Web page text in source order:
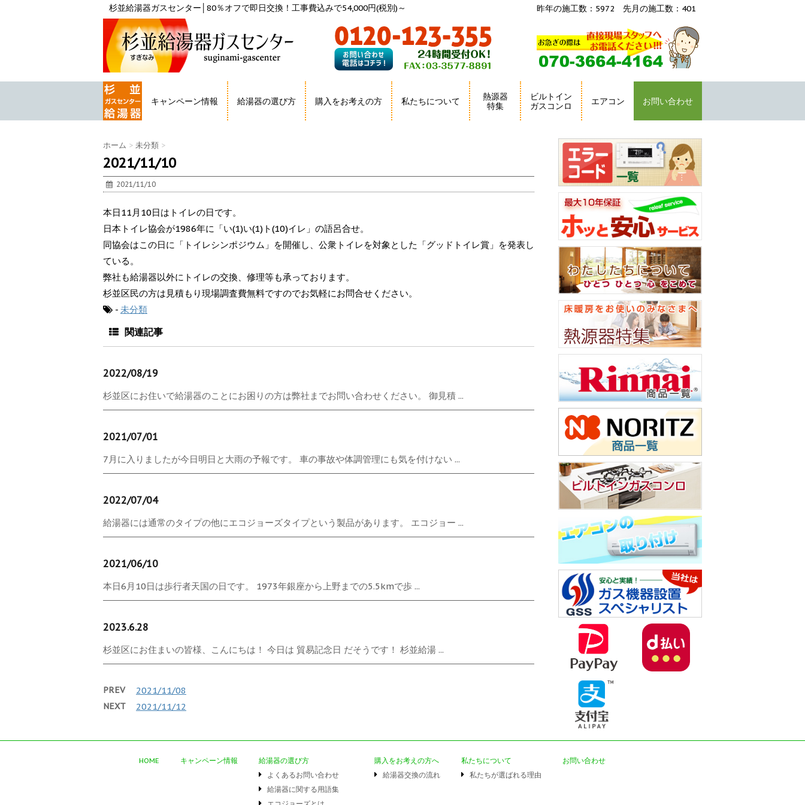
杉並給湯器ガスセンター│80％オフで即日交換！工事費込みで54,000円(税別)～ 昨年の施工数：5972 先月の施工数：401
キャンペーン情報 給湯器の選び方 購入をお考えの方 私たちについて
熱源器
特集
ビルトイン
ガスコンロ
エアコン お問い合わせ
ホーム > 未分類 >
2021/11/10
2021/11/10
本日11月10日はトイレの日です。
日本トイレ協会が1986年に「い(1)い(1)ト(10)イレ」の語呂合せ。
同協会はこの日に「トイレシンポジウム」を開催し、公衆トイレを対象とした「グッドトイレ賞」を発表し
ている。
弊社も給湯器以外にトイレの交換、修理等も承っております。
杉並区民の方は見積もり現場調査費無料ですのでお気軽にお問合せください。
- 未分類
関連記事
2022/08/19
杉並区にお住いで給湯器のことにお困りの方は弊社までお問い合わせください。 御見積 ...
2021/07/01
7月に入りましたが今日明日と大雨の予報です。 車の事故や体調管理にも気を付けない ...
2022/07/04
給湯器には通常のタイプの他にエコジョーズタイプという製品があります。 エコジョー ...
2021/06/10
本日6月10日は歩行者天国の日です。 1973年銀座から上野までの5.5kmで歩 ...
2023.6.28
杉並区にお住まいの皆様、こんにちは！ 今日は 貿易記念日 だそうです！ 杉並給湯 ...
PREV 2021/11/08
NEXT 2021/11/12
HOME キャンペーン情報
給湯器の選び方
よくあるお問い合わせ
給湯器に関する用語集
購入をお考えの方へ
給湯器交換の流れ
私たちについて
私たちが選ばれる理由
お問い合わせ